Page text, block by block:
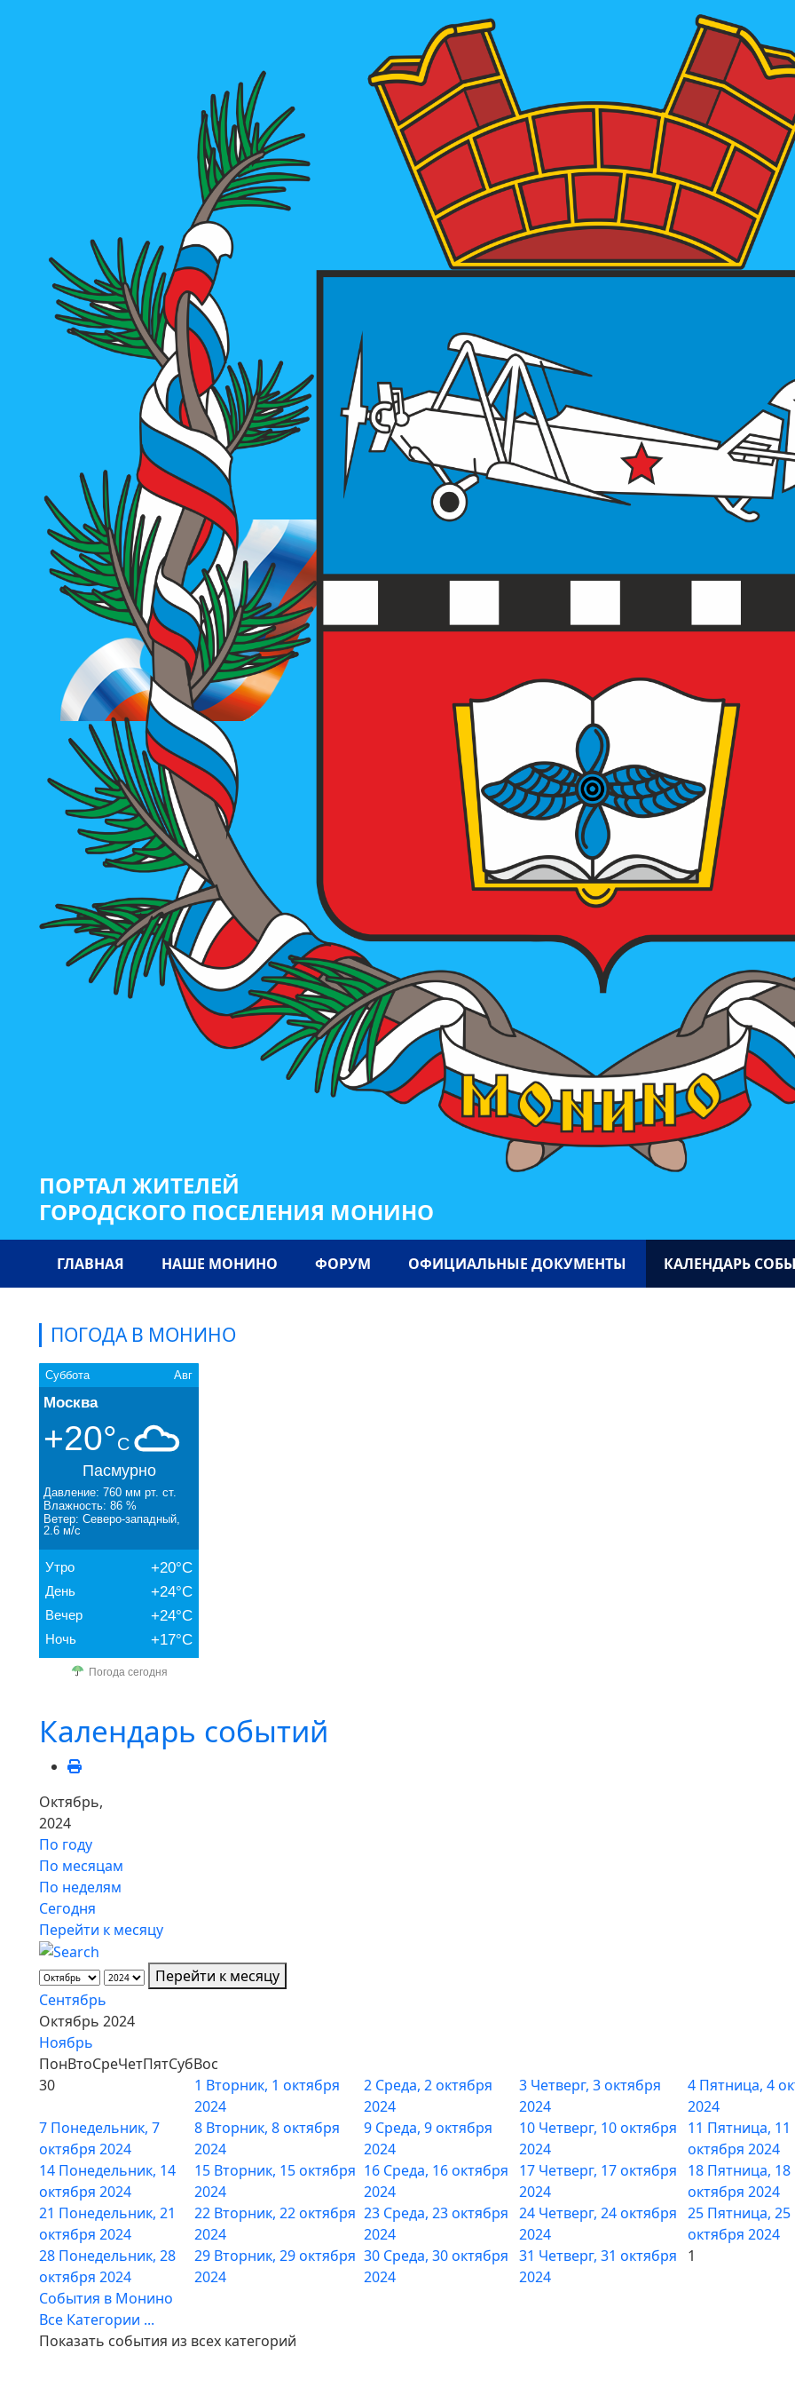
ПОРТАЛ ЖИТЕЛЕЙ
ГОРОДСКОГО ПОСЕЛЕНИЯ МОНИНО
ГЛАВНАЯ НАШЕ МОНИНО ФОРУМ ОФИЦИАЛЬНЫЕ ДОКУМЕНТЫ КАЛЕНДАРЬ
ПОГОДА В МОНИНО
Суббота Авг
Москва
+20°C
Пасмурно
Давление: 760 мм рт. ст.
Влажность: 86 %
Ветер: Северо-западный,
2.6 м/с
Утро +20°C
День +24°C
Вечер +24°C
Ночь +17°C
Погода сегодня
Календарь событий
Октябрь,
2024
По году
По месяцам
По неделям
Сегодня
Перейти к месяцу
Перейти к месяцу
Сентябрь
Октябрь 2024
Ноябрь
ПонВтоСреЧетПятСубВос
30
1 Вторник, 1 октября
2024
2 Среда, 2 октября
2024
3 Четверг, 3 октября
2024
4 Пятница, 4
2024
7 Понедельник, 7
октября 2024
8 Вторник, 8 октября
2024
9 Среда, 9 октября
2024
10 Четверг, 10 октября
2024
11 Пятница, 11
октября 2024
14 Понедельник, 14
октября 2024
15 Вторник, 15 октября
2024
16 Среда, 16 октября
2024
17 Четверг, 17 октября
2024
18 Пятница, 18
октября 2024
21 Понедельник, 21
октября 2024
22 Вторник, 22 октября
2024
23 Среда, 23 октября
2024
24 Четверг, 24 октября
2024
25 Пятница, 25
октября 2024
28 Понедельник, 28
октября 2024
29 Вторник, 29 октября
2024
30 Среда, 30 октября
2024
31 Четверг, 31 октября
2024
1
События в Монино
Все Категории ...
Показать события из всех категорий